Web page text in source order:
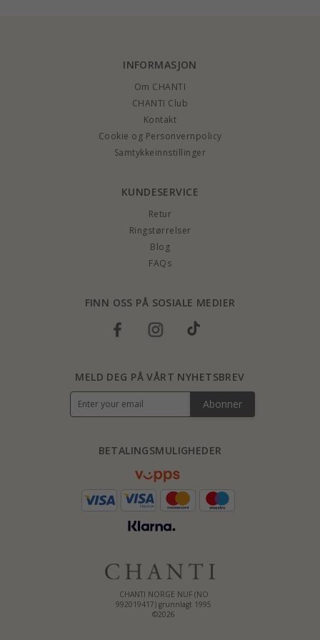
INFORMASJON
Om CHANTI
CHANTI Club
Kontakt
Cookie og Personvernpolicy
Samtykkeinnstillinger
KUNDESERVICE
Retur
Ringstørrelser
Blog
FAQs
FINN OSS PÅ SOSIALE MEDIER
CHANTI NORGE NUF (NO
992019417) grunnlagt 1995
©2026
BETALINGSMULIGHEDER
MELD DEG PÅ VÅRT NYHETSBREV
Abonner